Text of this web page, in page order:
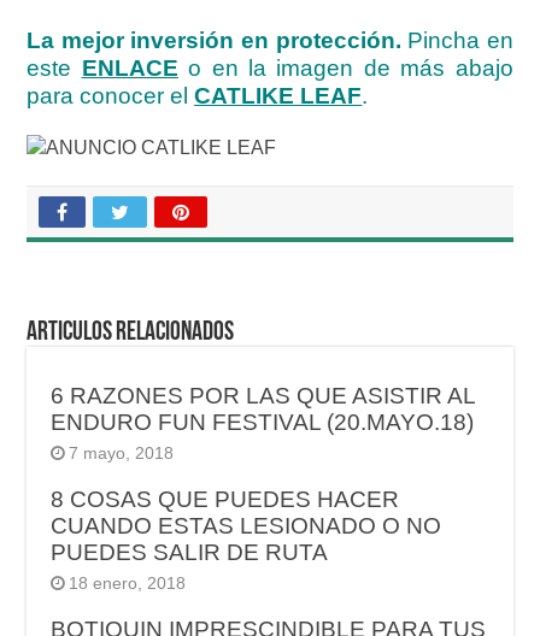
La mejor inversión en protección. Pincha en
este ENLACE o en la imagen de más abajo
para conocer elCATLIKE LEAF.
Articulos relacionados
6 RAZONES POR LAS QUE ASISTIR AL
ENDURO FUN FESTIVAL (20.MAYO.18)
7 mayo, 2018
8 COSAS QUE PUEDES HACER
CUANDO ESTAS LESIONADO O NO
PUEDES SALIR DE RUTA
18 enero, 2018
BOTIQUIN IMPRESCINDIBLE PARA TUS